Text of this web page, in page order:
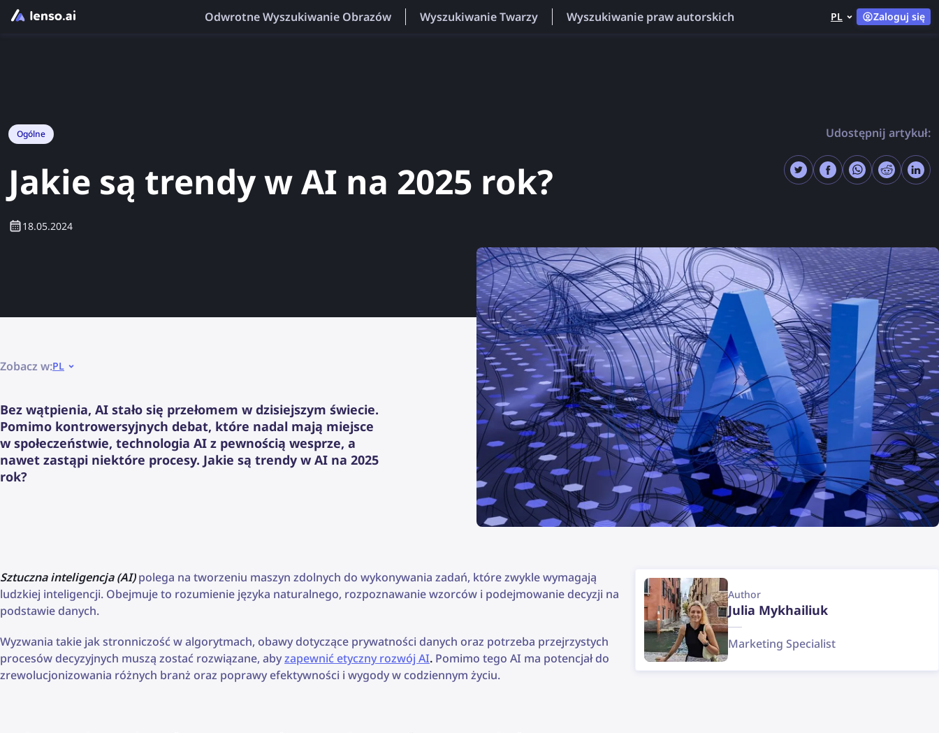
Odwrotne Wyszukiwanie Obrazów Wyszukiwanie Twarzy Wyszukiwanie praw autorskich PL Zaloguj się
Ogólne
Jakie są trendy w AI na 2025 rok?
18.05.2024
Udostępnij artykuł:
Zobacz w:PL
Bez wątpienia, AI stało się przełomem w dzisiejszym świecie.
Pomimo kontrowersyjnych debat, które nadal mają miejsce
w społeczeństwie, technologia AI z pewnością wesprze, a
nawet zastąpi niektóre procesy. Jakie są trendy w AI na 2025
rok?
Sztuczna inteligencja (AI)polega na tworzeniu maszyn zdolnych do wykonywania zadań, które zwykle wymagają
ludzkiej inteligencji. Obejmuje to rozumienie języka naturalnego, rozpoznawanie wzorców i podejmowanie decyzji na
podstawie danych.
Wyzwania takie jak stronniczość w algorytmach, obawy dotyczące prywatności danych oraz potrzeba przejrzystych
procesów decyzyjnych muszą zostać rozwiązane, abyzapewnić etyczny rozwój AI. Pomimo tego AI ma potencjał do
zrewolucjonizowania różnych branż oraz poprawy efektywności i wygody w codziennym życiu.
Author
Julia Mykhailiuk
Marketing Specialist